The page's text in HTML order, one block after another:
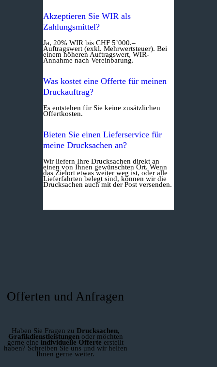
Akzeptieren Sie WIR als
Zahlungsmittel?
Ja, 20% WIR bis CHF 5’000.–
Auftragswert (exkl. Mehrwertsteuer). Bei
einem höheren Auftragswert, WIR-
Annahme nach Vereinbarung.
Was kostet eine Offerte für meinen
Druckauftrag?
Es entstehen für Sie keine zusätzlichen
Offertkosten.
Bieten Sie einen Lieferservice für
meine Drucksachen an?
Wir liefern Ihre Drucksachen direkt an
einen von Ihnen gewünschten Ort. Wenn
das Zielort etwas weiter weg ist, oder alle
Lieferfahrten belegt sind, können wir die
Drucksachen auch mit der Post versenden.
Offerten und Anfragen
Haben Sie Fragen zu Drucksachen,
Grafikdienstleistungenoder möchten
gerne eine individuelle Offerte erstellt
haben? Schreiben Sie uns und wir helfen
Ihnen gerne weiter.